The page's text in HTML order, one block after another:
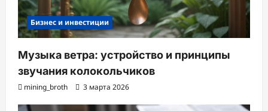
Бизнес и инвестиции
Музыка ветра: устройство и принципы
звучания колокольчиков
mining_broth 3 марта 2026